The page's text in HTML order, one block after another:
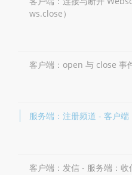
ws.close）
客户端：open 与 close 事
服务端：注册频道 - 客户端
客户端：发信 - 服务端：收